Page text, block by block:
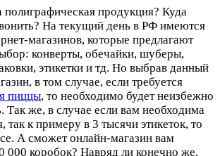
продукция? Куда
На текущий день в РФ имеются
магазинов, которые предлагают
конверты, обечайки, шуберы,
этикетки и тд. Но выбрав данный
в том случае, если требуется
пиццы, то необходимо будет неизбежно
Так же, в случае если вам необходима
так к примеру в 3 тысячи этикеток, то
А сможет онлайн-магазин вам
000 коробок? Навряд ли конечно же.